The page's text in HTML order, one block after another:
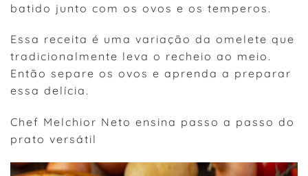
batido junto com os ovos e os temperos.
Essa receita é uma variação da omelete que
tradicionalmente leva o recheio ao meio.
Então separe os ovos e aprenda a preparar
essa delícia.
Chef Melchior Neto ensina passo a passo do
prato versátil